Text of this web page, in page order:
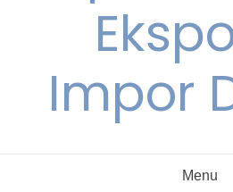
Impor
Menu